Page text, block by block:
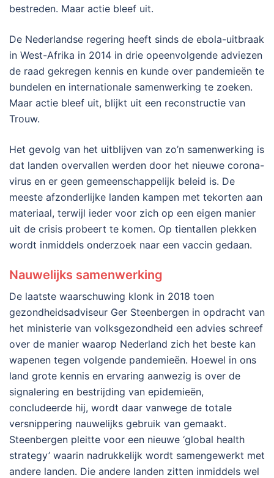
bestreden. Maar actie bleef uit.
De Nederlandse regering heeft sinds de ebola-uitbraak
in West-Afrika in 2014 in drie opeenvolgende adviezen
de raad gekregen kennis en kunde over pandemieën te
bundelen en internationale samenwerking te zoeken.
Maar actie bleef uit, blijkt uit een reconstructie van
Trouw.
Het gevolg van het uitblijven van zo’n samenwerking is
dat landen overvallen werden door het nieuwe corona-
virus en er geen gemeenschappelijk beleid is. De
meeste afzonderlijke landen kampen met tekorten aan
materiaal, terwijl ieder voor zich op een eigen manier
uit de crisis probeert te komen. Op tientallen plekken
wordt inmiddels onderzoek naar een vaccin gedaan.
Nauwelijks samenwerking
De laatste waarschuwing klonk in 2018 toen
gezondheidsadviseur Ger Steenbergen in opdracht van
het ministerie van volksgezondheid een advies schreef
over de manier waarop Nederland zich het beste kan
wapenen tegen volgende pandemieën. Hoewel in ons
land grote kennis en ervaring aanwezig is over de
signalering en bestrijding van epidemieën,
concludeerde hij, wordt daar vanwege de totale
versnippering nauwelijks gebruik van gemaakt.
Steenbergen pleitte voor een nieuwe ‘global health
strategy’ waarin nadrukkelijk wordt samengewerkt met
andere landen. Die andere landen zitten inmiddels wel